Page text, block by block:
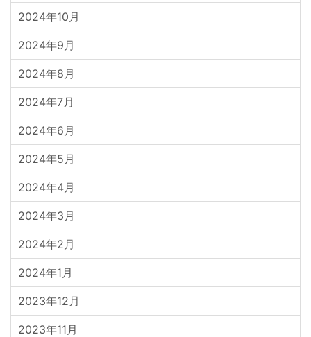
2024年10月
2024年9月
2024年8月
2024年7月
2024年6月
2024年5月
2024年4月
2024年3月
2024年2月
2024年1月
2023年12月
2023年11月